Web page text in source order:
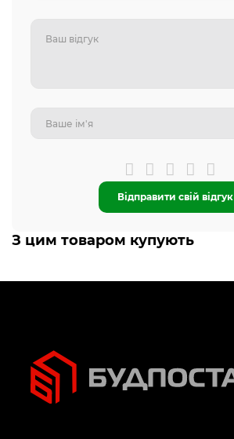
Відправити свій відгук
З цим товаром купують